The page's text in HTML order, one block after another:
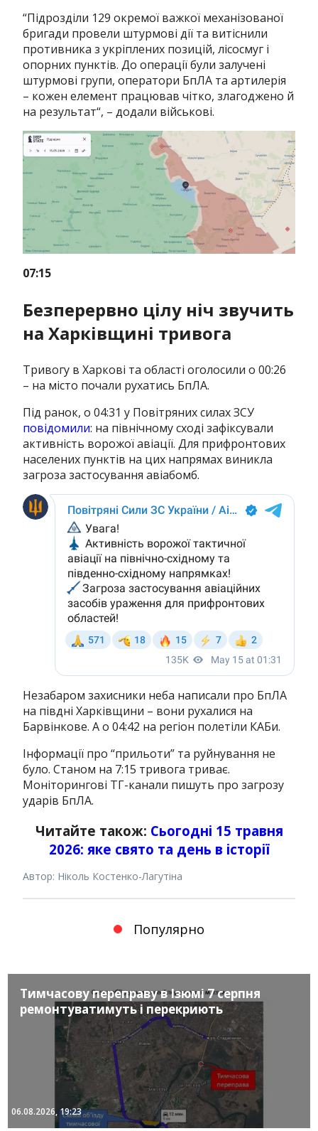
“Підрозділи 129 окремої важкої механізованої
бригади провели штурмові дії та витіснили
противника з укріплених позицій, лісосмуг і
опорних пунктів. До операції були залучені
штурмові групи, оператори БпЛА та артилерія
– кожен елемент працював чітко, злагоджено й
на результат“, – додали військові.
07:15
Безперервно цілу ніч звучить
на Харківщині тривога
Тривогу в Харкові та області оголосили о 00:26
– на місто почали рухатись БпЛА.
Під ранок, о 04:31 у Повітряних силах ЗСУ
повідомили: на північному сході зафіксували
активність ворожої авіації. Для прифронтових
населених пунктів на цих напрямах виникла
загроза застосування авіабомб.
Незабаром захисники неба написали про БпЛА
на півдні Харківщини – вони рухалися на
Барвінкове. А о 04:42 на регіон полетіли КАБи.
Інформації про “прильоти” та руйнування не
було. Станом на 7:15 тривога триває.
Моніторингові ТГ-канали пишуть про загрозу
ударів БпЛА.
Читайте також: Сьогодні 15 травня
2026: яке свято та день в історії
Автор: Ніколь Костенко-Лагутіна
Популярно
Тимчасову переправу в Ізюмі 7 серпня
ремонтуватимуть і перекриють
06.08.2026, 19:23